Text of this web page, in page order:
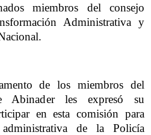
miembros del consejo
Administrativa y
de los miembros del
Abinader les expresó su
en esta comisión para
de la Policía